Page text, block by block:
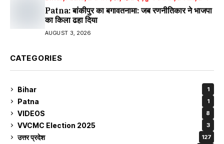
Patna: बांकीपुर का बगावतनामा: जब रणनीतिकार ने भाजपा
का किला ढहा दिया
AUGUST 3, 2026
CATEGORIES
Bihar 1
Patna 1
VIDEOS 8
VVCMC Election 2025 3
उत्तर प्रदेश 127